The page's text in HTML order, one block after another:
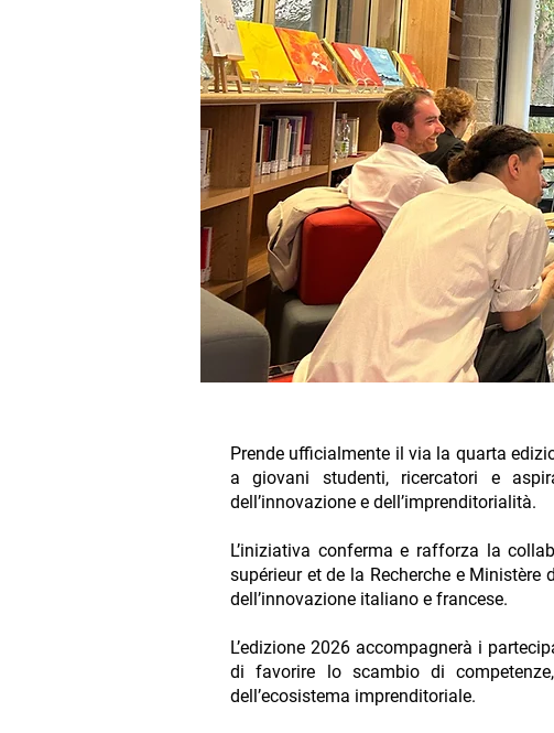
Prende ufficialmente il via la quarta
a giovani studenti, ricercatori e
dell’innovazione e dell’imprenditorialità.
L’iniziativa conferma e rafforza la
supérieur et de la Recherche e
dell’innovazione italiano e francese.
L’edizione 2026 accompagnerà i
di favorire lo scambio di
dell’ecosistema imprenditoriale.